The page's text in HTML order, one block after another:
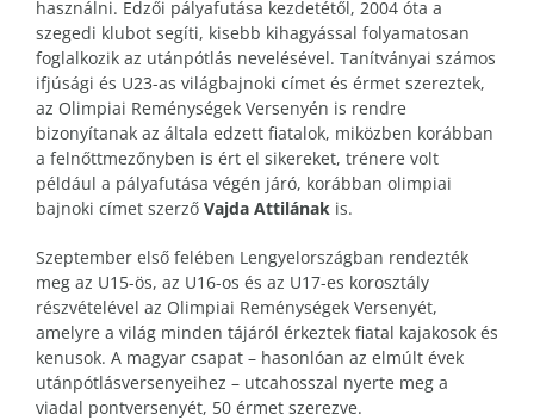
használni. Edzői pályafutása kezdetétől, 2004 óta a
szegedi klubot segíti, kisebb kihagyással folyamatosan
foglalkozik az utánpótlás nevelésével. Tanítványai számos
ifjúsági és U23-as világbajnoki címet és érmet szereztek,
az Olimpiai Reménységek Versenyén is rendre
bizonyítanak az általa edzett fiatalok, miközben korábban
a felnőttmezőnyben is ért el sikereket, trénere volt
például a pályafutása végén járó, korábban olimpiai
bajnoki címet szerző Vajda Attilának is.
Szeptember első felében Lengyelországban rendezték
meg az U15-ös, az U16-os és az U17-es korosztály
részvételével az Olimpiai Reménységek Versenyét,
amelyre a világ minden tájáról érkeztek fiatal kajakosok és
kenusok. A magyar csapat – hasonlóan az elmúlt évek
utánpótlásversenyeihez – utcahosszal nyerte meg a
viadal pontversenyét, 50 érmet szerezve.